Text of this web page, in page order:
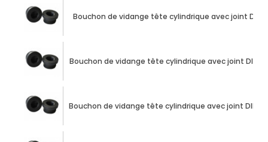
Bouchon de vidange tête cylindrique avec joint DIN
Bouchon de vidange tête cylindrique avec joint DIN
Bouchon de vidange tête cylindrique avec joint DIN